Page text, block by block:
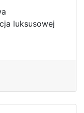
luksusowej